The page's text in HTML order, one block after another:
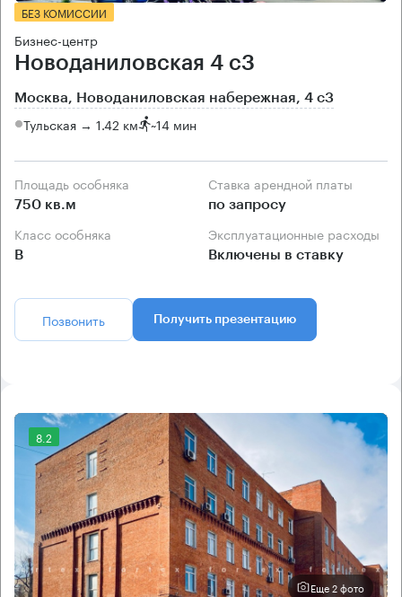
БЕЗ КОМИССИИ
Бизнес-центр
Новоданиловская 4 с3
Москва, Новоданиловская набережная, 4 с3
Тульская → 1.42 км ~14 мин
Площадь особняка
750 кв.м
Ставка арендной платы
по запросу
Класс особняка
B
Эксплуатационные расходы
Включены в ставку
Позвонить Получить презентацию
8.2
Еще 2 фото